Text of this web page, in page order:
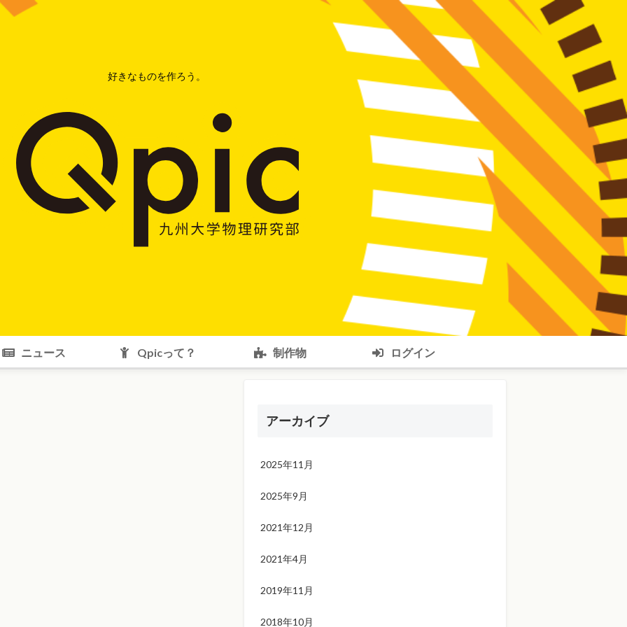
好きなものを作ろう。
ニュース Qpicって？ 制作物 ログイン
アーカイブ
2025年11月
2025年9月
2021年12月
2021年4月
2019年11月
2018年10月